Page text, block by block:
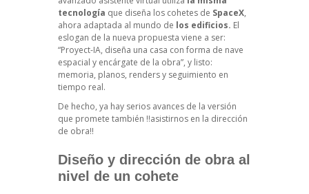
tecnología que diseña los cohetes de SpaceX,
ahora adaptada al mundo de los edificios. El
eslogan de la nueva propuesta viene a ser:
“Proyect-IA, diseña una casa con forma de nave
espacial y encárgate de la obra”, y listo:
memoria, planos, renders y seguimiento en
tiempo real.
De hecho, ya hay serios avances de la versión
que promete también !!asistirnos en la dirección
de obra!!
Diseño y dirección de obra al
nivel de un cohete